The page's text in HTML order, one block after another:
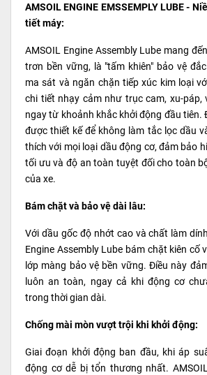
AMSOIL ENGINE EMSSEMPLY LUBE -
tiết máy:
AMSOIL Engine Assembly Lube mang
trơn bền vững, là "tấm khiên" bảo vệ
ma sát và ngăn chặn tiếp xúc kim loại
chi tiết nhạy cảm như trục cam, xu-páp,
ngay từ khoảnh khắc khởi động đầu tiên.
được thiết kế để không làm tắc lọc dầu
thích với mọi loại dầu động cơ, đảm bảo
tối ưu và độ an toàn tuyệt đối cho toàn
của xe.
Bám chặt và bảo vệ dài lâu:
Với dầu gốc độ nhớt cao và chất làm
Engine Assembly Lube bám chặt kiên cố
lớp màng bảo vệ bền vững. Điều này
luôn an toàn, ngay cả khi động cơ
trong thời gian dài.
Chống mài mòn vượt trội khi khởi động:
Giai đoạn khởi động ban đầu, khi áp
động cơ dễ bị tổn thương nhất.